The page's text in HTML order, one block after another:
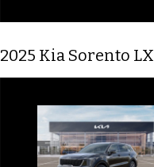
2025 Kia Sorento LX